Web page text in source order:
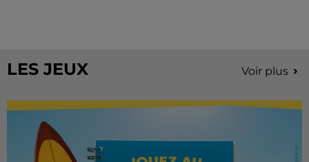
LES JEUX Voir plus